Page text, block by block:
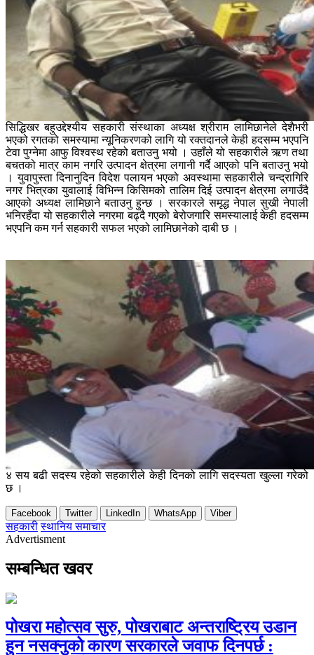
सिद्धिखर बहुउद्देश्यीय सहकारी संस्थाका अध्यक्ष श्रीराम लामिछानेले देशैभरी
भएको रगतको समस्यामा न्यूनिकरणको लागि यो रक्तदानले केही हदसम्म भएपनि
टेवा पुग्नेमा आफु विश्वस्थ रहेको बताउनु भयो । उहाँले यो सहकारीले ऋण तथा
बचतको मात्र काम नगरि उत्पादन क्षेत्रमा लगानी गर्दै आएको पनि बताउनु भयो
। युवापुस्ता दिनानुदिन विदेश पलायन भएको अवस्थामा सहकारीले चन्द्रागिरि
नगर भित्रका युवालाई विभिन्न किसिमको तालिम दिई उत्पादन क्षेत्रमा लगाउँदै
आएको अध्यक्ष लामिछाने बताउनु हुन्छ । सरकारले समृद्ध नेपाल सुखी नेपाली
भनिरहँदा यो सहकारीले नगरमा बढ्दै गएको बेरोजगारि समस्यालाई केही हदसम्म
भएपनि कम गर्न सहकारी सफल भएको लामिछानेको दाबी छ ।
४ सय बढी सदस्य रहेको सहकारीले केही दिनको लागि सदस्यता खुल्ला गरेको
छ ।
Facebook Twitter LinkedIn WhatsApp Viber
सहकारी स्थानिय समाचार
Advertisment
सम्बन्धित खवर
पोखरा महोत्सव सुरु, पोखराबाट अन्तराष्ट्रिय उडान
हुन नसक्नुको कारण सरकारले जवाफ दिनपर्छ :